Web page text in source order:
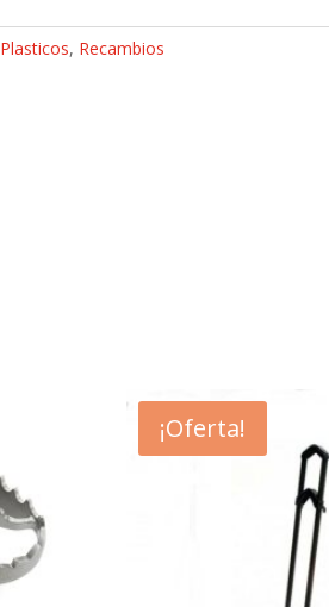
Plasticos, Recambios
¡Oferta!